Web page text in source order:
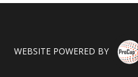
WEBSITE POWERED BY